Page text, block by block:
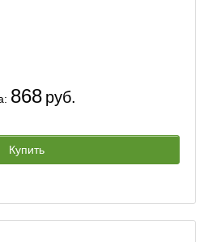
868 руб.
Купить